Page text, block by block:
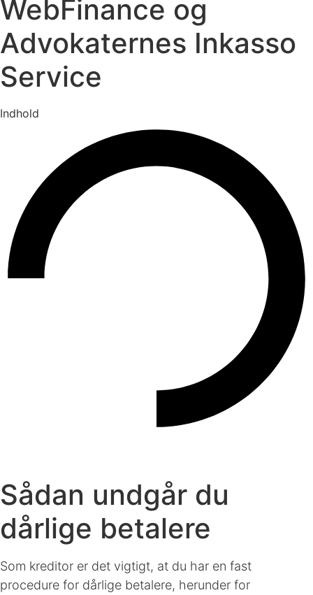
WebFinance og
Advokaternes Inkasso
Service
Indhold
Sådan undgår du
dårlige betalere
Som kreditor er det vigtigt, at du har en fast
procedure for dårlige betalere, herunder for